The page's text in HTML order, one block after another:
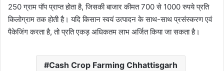
250 ग्राम पॉप प्राप्त होता है, जिसकी बाजार कीमत 700 से 1000 रुपये प्रति
किलोग्राम तक होती है। यदि किसान स्वयं उत्पादन के साथ-साथ प्रसंस्करण एवं
पैकेजिंग करता है, तो प्रति एकड़ अधिकतम लाभ अर्जित किया जा सकता है।
Cash Crop Farming Chhattisgarh